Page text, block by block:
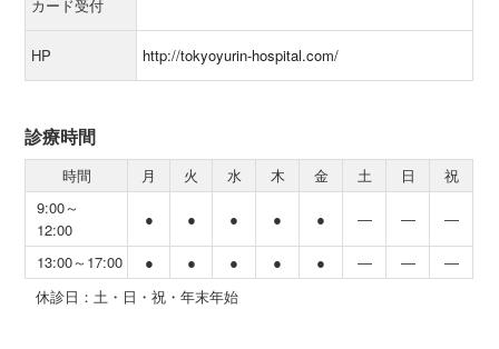
カード受付
HP http://tokyoyurin-hospital.com/
診療時間
時間 月 火 水 木 金 土 日
祝
9:00～
12:00
● ● ● ● ● ― ― ―
13:00～17:00 ● ● ● ● ● ― ―
―
休診日：土・日・祝・年末年始